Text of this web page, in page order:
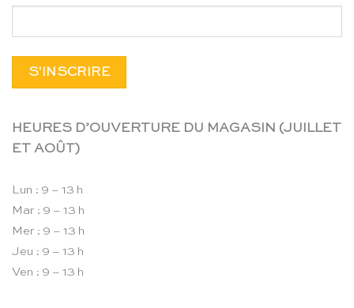
HEURES D’OUVERTURE DU MAGASIN (JUILLET
ET AOÛT)
Lun : 9 – 13 h
Mar : 9 – 13 h
Mer : 9 – 13 h
Jeu : 9 – 13 h
Ven : 9 – 13 h